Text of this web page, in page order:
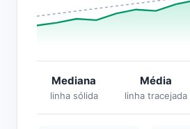
Mediana
linha sólida
Média
linha tracejada